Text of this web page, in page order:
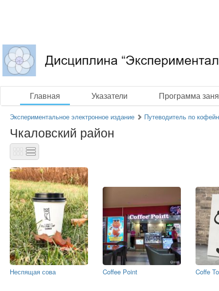
Главная Указатели Программа
Экспериментальное электронное издание Путеводитель по
Чкаловский район
Неспящая сова Coffee Point Coffe